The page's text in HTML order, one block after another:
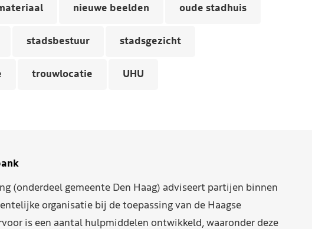
nieuwe beelden oude stadhuis
stadsbestuur stadsgezicht
trouwlocatie UHU
(onderdeel gemeente Den Haag) adviseert partijen binnen
organisatie bij de toepassing van de Haagse
is een aantal hulpmiddelen ontwikkeld, waaronder deze